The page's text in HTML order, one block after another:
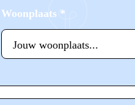
Woonplaats *